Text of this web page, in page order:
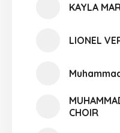
KAYLA
LIONEL
CHOIR